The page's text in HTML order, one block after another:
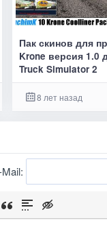
Пак скинов для
Krone версия 1.0
Truck Simulator 2
8 лет назад